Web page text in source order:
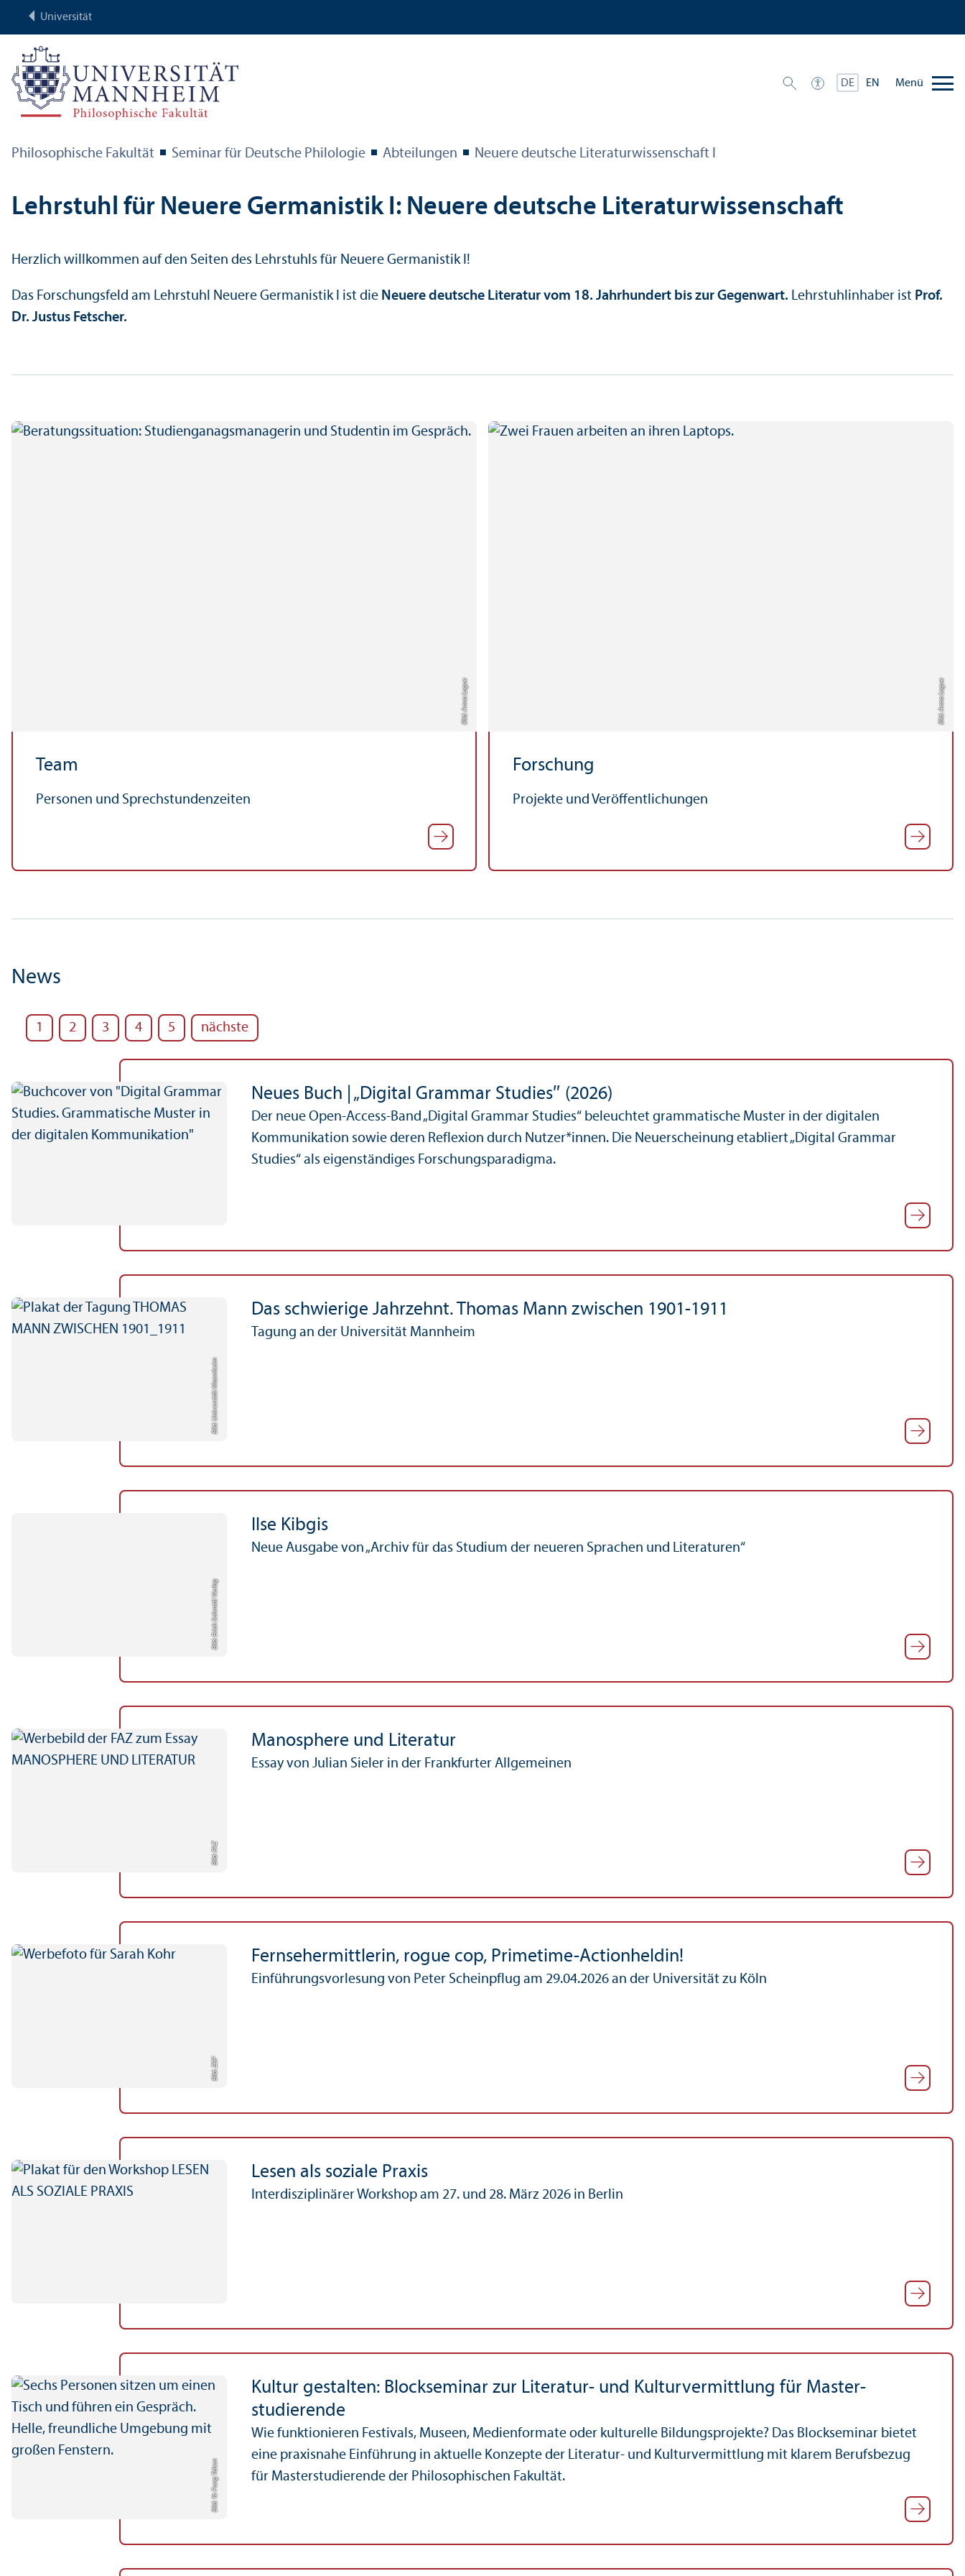
Universität
DE EN Menü
Philosophische Fakultät Seminar für Deutsche Philologie Abteilungen Neuere deutsche Literatur­wissenschaft I
Lehr­stuhl für Neuere Germanistik I: Neuere deutsche Literatur­wissenschaft
Herzlich willkommen auf den Seiten des Lehr­stuhls für Neuere Germanistik I!
Das Forschungs­feld am Lehr­stuhl Neuere Germanistik I ist die Neuere deutsche Literatur vom 18. Jahrhundert bis zur Gegenwart. Lehr­stuhl­inhaber ist Prof.
Dr. Justus Fetscher.
Bild: Anna Logue
Team
Personen und Sprechstundenzeiten
Bild: Anna Logue
Forschung
Projekte und Veröffentlichungen
News
1 2 3 4 5 nächste
Neues Buch | „Digital Grammar Studies″ (2026)
Der neue Open-Access-Band „Digital Grammar Studies“ beleuchtet grammatische Muster in der digitalen
Kommunikation sowie deren Reflexion durch Nutzer*innen. Die Neuerscheinung etabliert „Digital Grammar
Studies“ als eigenständiges Forschungs­paradigma.
Bild: Universität Mannheim
Das schwierige Jahrzehnt. Thomas Mann zwischen 1901-1911
Tagung an der Universität Mannheim
Bild: Erich Schmidt Verlag
Ilse Kibgis
Neue Ausgabe von „Archiv für das Studium der neueren Sprachen und Literaturen“
Bild: FAZ
Manosphere und Literatur
Essay von Julian Sieler in der Frankfurter Allgemeinen
Bild: ZDF
Fernsehermittlerin, rogue cop, Primetime-Actionheldin!
Einführungs­vorlesung von Peter Scheinpflug am 29.04.2026 an der Universität zu Köln
Lesen als soziale Praxis
Interdisziplinärer Workshop am 27. und 28. März 2026 in Berlin
Bild: Ye Fung Tchen
Kultur gestalten: Blockseminar zur Literatur- und Kulturvermittlung für Master­
studierende
Wie funktionieren Festivals, Museen, Medienformate oder kulturelle Bildungs­projekte? Das Blockseminar bietet
eine praxisnahe Einführung in aktuelle Konzepte der Literatur- und Kulturvermittlung mit klarem Berufsbezug
für Master­studierende der Philosophischen Fakultät.